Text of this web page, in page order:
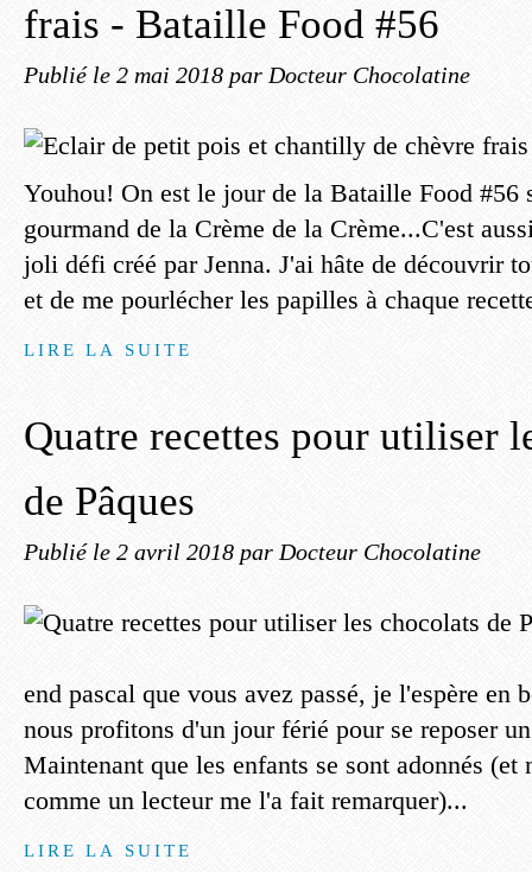
frais - Bataille Food #56
Publié le 2 mai 2018 par Docteur Chocolatine
Youhou! On est le jour de la Bataille Food #56
gourmand de la Crème de la Crème...C'est
joli défi créé par Jenna. J'ai hâte de découvrir
et de me pourlécher les papilles à chaque
LIRE LA SUITE
Quatre recettes pour utiliser
de Pâques
Publié le 2 avril 2018 par Docteur Chocolatine
end pascal que vous avez passé, je l'espère en
nous profitons d'un jour férié pour se reposer
Maintenant que les enfants se sont adonnés (et
comme un lecteur me l'a fait remarquer)...
LIRE LA SUITE